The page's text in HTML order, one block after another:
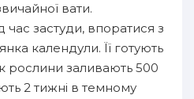
вати.
час застуди, впоратися з
календули. Її готують
рослини заливають 500
2 тижні в темному